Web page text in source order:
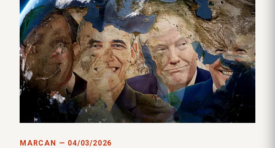
MARCAN — 04/03/2026